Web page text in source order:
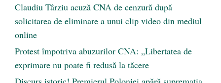
Claudiu Târziu acuză CNA de cenzură după
solicitarea de eliminare a unui clip video din mediul
online
Protest împotriva abuzurilor CNA: „Libertatea de
exprimare nu poate fi redusă la tăcere